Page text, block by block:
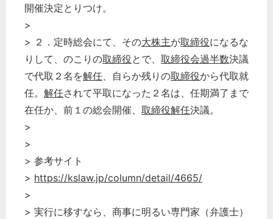
開催決定とりつけ。
>
> ２．定時総会にて、その大株主が取締役になるな
りして、のこりの取締役とで、 取締役会過半数決議
で代取２名を解任、自らか残りの取締役から代取就
任。 解任されて平取になった２名は、任期満了まで
在任か、前１の総会開催、 取締役解任決議。
>
>
> 参考サイト
> https://kslaw.jp/column/detail/4665/
>
> 実行に移すなら、商事に明るい専門家（弁護士）